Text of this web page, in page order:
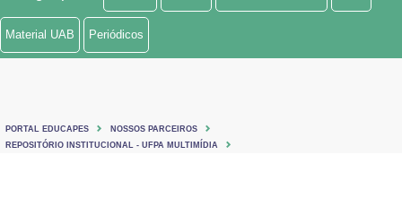
Ministério de Minas e Energia
Ministério do Turismo
Material UAB Periódicos
PORTAL EDUCAPES
NOSSOS PARCEIROS
REPOSITÓRIO INSTITUCIONAL - UFPA MULTIMÍDIA